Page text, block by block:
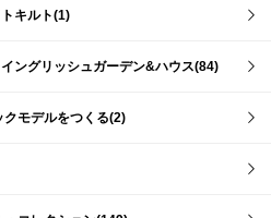
キルト(1)
ングリッシュガーデン&ハウス(84)
クモデルをつくる(2)